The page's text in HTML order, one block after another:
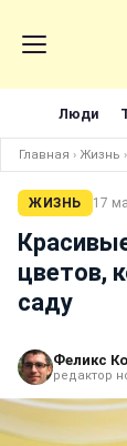
Люди
Главная › Жизнь ›
ЖИЗНЬ 17
цветов,
саду
Феликс
редактор